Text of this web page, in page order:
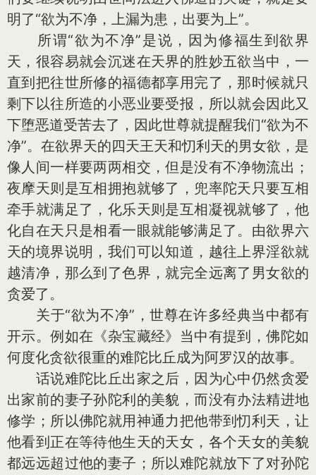
明了“欲为不净，上漏为患，出要为上”。
所谓“欲为不净”是说，因为修福生到欲界
天，很容易就会沉迷在天界的胜妙五欲当中，一
直到把往世所修的福德都享用完了，那时候就只
剩下以往所造的小恶业要受报，所以就会因此又
下堕恶道受苦去了，因此世尊就提醒我们“欲为不
净”。在欲界天的四天王天和忉利天的男女欲，是
像人间一样要两两相交，但是没有不净物流出；
夜摩天则是互相拥抱就够了，兜率陀天只要互相
牵手就满足了，化乐天则是互相凝视就够了，他
化自在天只是相看一眼就能够满足了。由欲界六
天的境界说明，我们可以知道，越往上界淫欲就
越清净，那么到了色界，就完全远离了男女欲的
贪爱了。
关于“欲为不净”，世尊在许多经典当中都有
开示。例如在《杂宝藏经》当中有提到，佛陀如
何度化贪欲很重的难陀比丘成为阿罗汉的故事。
话说难陀比丘出家之后，因为心中仍然贪爱
出家前的妻子孙陀利的美貌，而没有办法精进地
修学；所以佛陀就用神通力把他带到忉利天，让
他看到正在等待他生天的天女，各个天女的美貌
都远远超过他的妻子；所以难陀就放下了对孙陀